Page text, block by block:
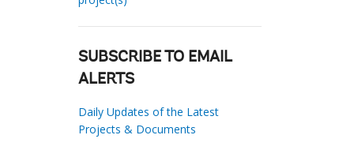
SUBSCRIBE TO EMAIL
ALERTS
Daily Updates of the Latest
Projects & Documents